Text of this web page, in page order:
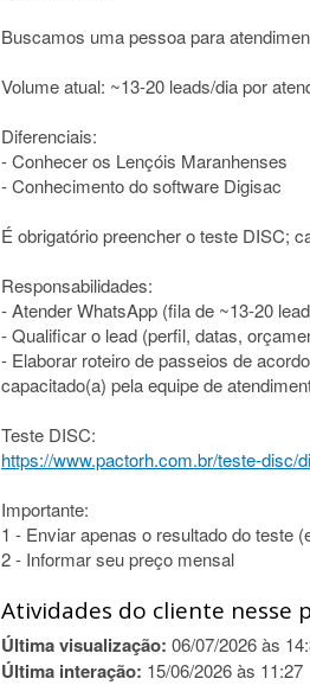
Buscamos uma pessoa para
Volume atual: ~13-20 leads/dia por
Diferenciais:
- Conhecer os Lençóis Maranhenses
- Conhecimento do software Digisac
É obrigatório preencher o teste DISC;
Responsabilidades:
- Atender WhatsApp (fila de ~13-20
- Qualificar o lead (perfil, datas,
- Elaborar roteiro de passeios de
capacitado(a) pela equipe de
Teste DISC:
https://www.pactorh.com.br/teste-disc/
Importante:
1 - Enviar apenas o resultado do teste
2 - Informar seu preço mensal
Atividades do cliente nesse
Última visualização: 06/07/2026 às
Última interação: 15/06/2026 às 11:27